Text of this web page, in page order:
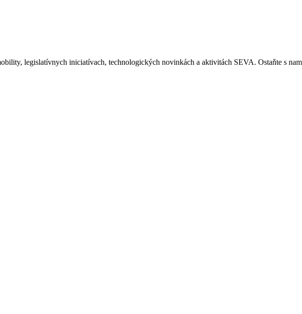
legislatívnych iniciatívach, technologických novinkách a aktivitách SEVA. Ostaňte s